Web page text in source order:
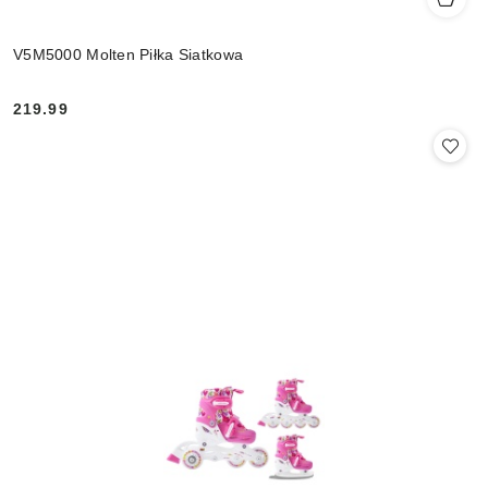
V5M5000 Molten Piłka Siatkowa
Cena:
219.99